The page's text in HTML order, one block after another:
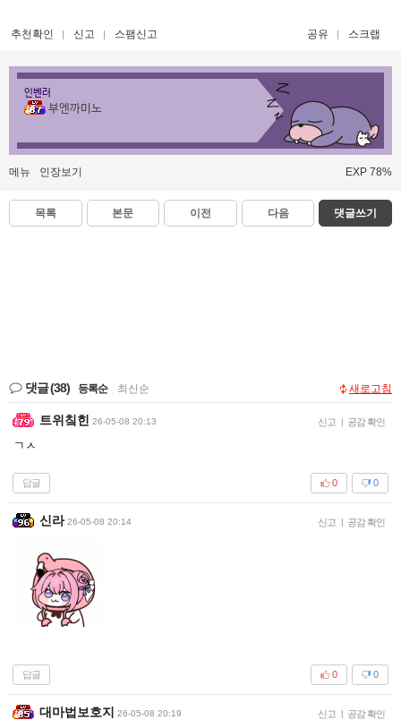
추천확인 신고 스팸신고 공유 스크랩
인벤러
부엔까미노
메뉴 인장보기 EXP 78%
목록 본문 이전 다음 댓글쓰기
댓글(38) 등록순 최신순 새로고침
트위칰힌 26-05-08 20:13 신고 | 공감 확인
ㄱㅅ
답글 0
0
신라 26-05-08 20:14 신고 | 공감 확인
답글 0
0
대마법보호지 26-05-08 20:19 신고 | 공감 확인